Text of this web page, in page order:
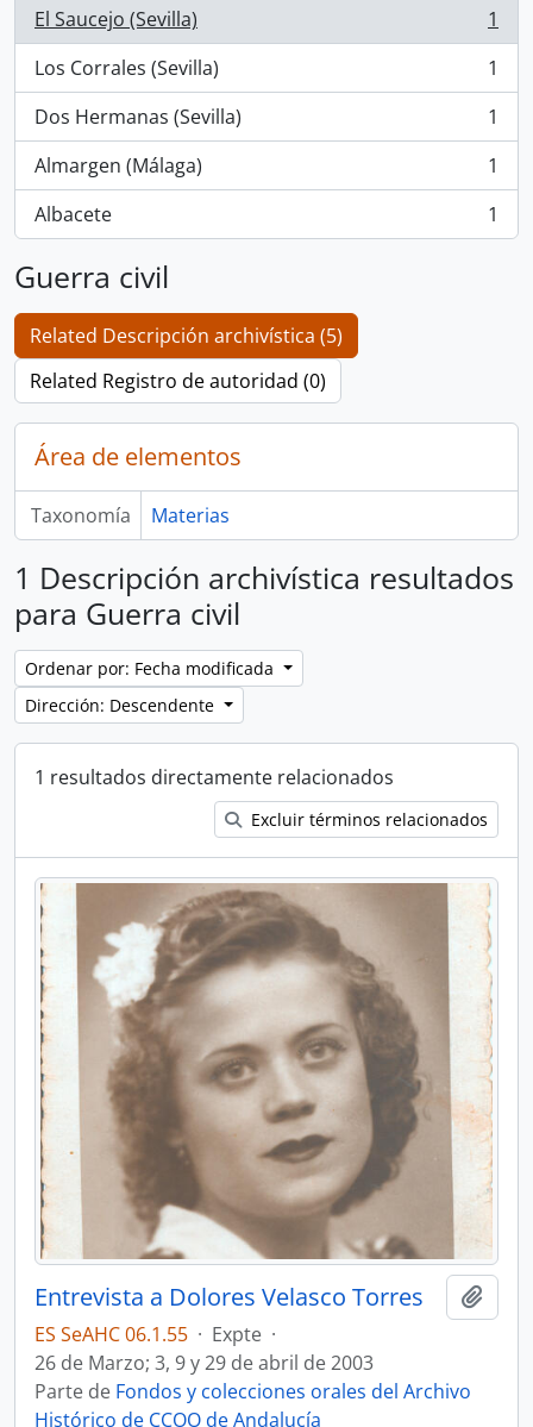
El Saucejo (Sevilla)
, 1 resultados
1
Los Corrales (Sevilla)
, 1 resultados
1
Dos Hermanas (Sevilla)
, 1 resultados
1
Almargen (Málaga)
, 1 resultados
1
Albacete
, 1 resultados 1
Guerra civil
Related Descripción archivística (5)
Related Registro de autoridad (0)
Área de elementos
Taxonomía Materias
1 Descripción archivística resultados
para Guerra civil
Ordenar por: Fecha modificada
Dirección: Descendente
1 resultados directamente relacionados
Excluir términos relacionados
Entrevista a Dolores Velasco Torres
ES SeAHC 06.1.55 · Expte ·
26 de Marzo; 3, 9 y 29 de abril de 2003
Parte de Fondos y colecciones orales del Archivo
Histórico de CCOO de Andalucía